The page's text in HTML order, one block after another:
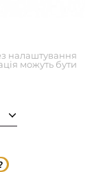
налаштування
можуть бути